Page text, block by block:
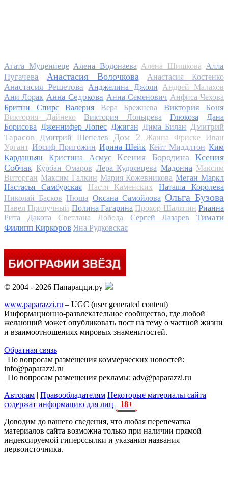
Агата Муцениеце Алена Водонаева Алена Шишкова Алла
Пугачева
Анастасия Волочкова Анастасия Костенко
Анастасия Решетова Анджелина Джоли
Андрей Малахов
Ани Лорак Анна Седокова Анна Семенович Анфиса Чехова
Бритни Спирс
Валерия Вера Брежнева Виктория Боня
Виктория Дайнеко Виктория Лопырева Глюкоза
Дана
Борисова Дженнифер Лопес Джиган Дима Билан
Дмитрий
Тарасов
Дмитрий Шепелев Дом 2 Жанна Фриске
Иван
Ургант Иосиф Пригожин Ирина Шейк Кейт Миддлтон Ким
Кардашьян
Кристина Асмус Ксения Бородина
Ксения
Собчак Курбан Омаров Лера Кудрявцева Мадонна Максим
Виторган Максим Галкин Мария Кожевникова Меган Маркл
Настасья Самбурская
Настя Каменских
Наташа Королева
Николай Басков Нюша Оксана Самойлова Ольга Бузова
Павел Прилучный Полина Гагарина Прохор Шаляпин Рианна
Рита Дакота
Светлана Лобода Сергей Лазарев
Тимати
Филипп Киркоров Яна Рудковская
© 2004 - 2026 Папарацци.ру
www.paparazzi.ru – UGC (user generated content)
Информационно-развлекательное сообщество, где любой
желающий может опубликовать пост на тему о частной жизни
и взаимоотношениях мировых знаменитостей.
Обратная связь
| По вопросам размещения коммерческих новостей:
info@paparazzi.ru
| По вопросам размещения рекламы: adv@paparazzi.ru
Авторам | Правообладателям Некоторые материалы сайта
содержат информацию для лиц
18+
Доводим до вашего сведения, что любая перепечатка
материалов сайта возможна только при наличии прямой
индексируемой гиперссылки и указания названия
первоисточника.